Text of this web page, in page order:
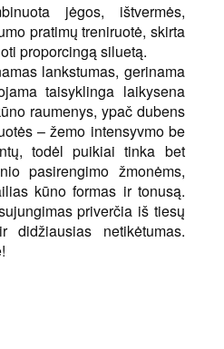
jėgos, ištvermės,
pratimų treniruotė, skirta
proporcingą siluetą.
lankstumas, gerinama
taisyklinga laikysena
raumenys, ypač dubens
– žemo intensyvmo be
todėl puikiai tinka bet
pasirengimo žmonėms,
kūno formas ir tonusą.
priverčia iš tiesų
didžiausias netikėtumas.